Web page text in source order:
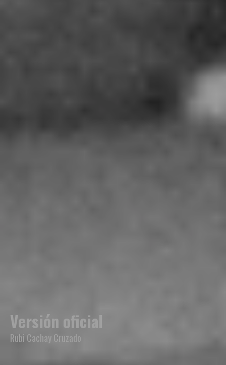
Versión oficial
Rubi Cachay Cruzado